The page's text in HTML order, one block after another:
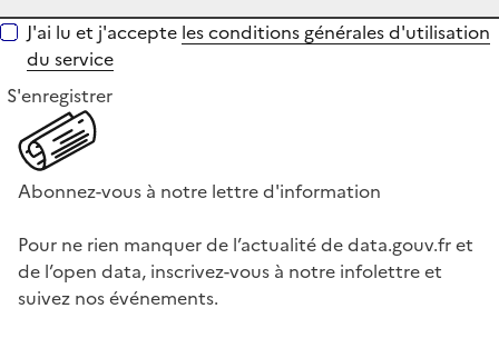
J'ai lu et j'accepte les conditions générales d'utilisation
du service
S'enregistrer
Abonnez-vous à notre lettre d'information
Pour ne rien manquer de l’actualité de data.gouv.fr et
de l’open data, inscrivez-vous à notre infolettre et
suivez nos événements.